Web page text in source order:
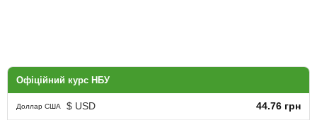
Офіційний курс НБУ
Доллар США $ USD 44.76 грн